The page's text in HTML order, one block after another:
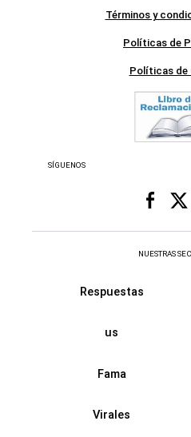
Términos y
Políticas de
Políticas de
SÍGUENOS
NUESTRAS
Respuestas
us
Fama
Virales